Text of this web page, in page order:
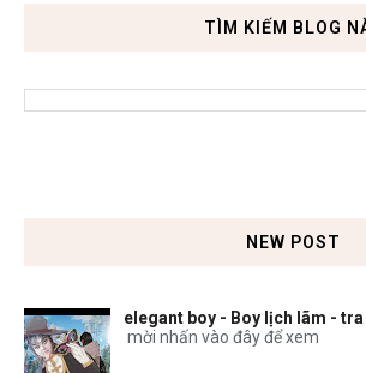
TÌM KIẾM BLOG
NEW POST
elegant boy - Boy lịch lãm -
mời nhấn vào đây để xem